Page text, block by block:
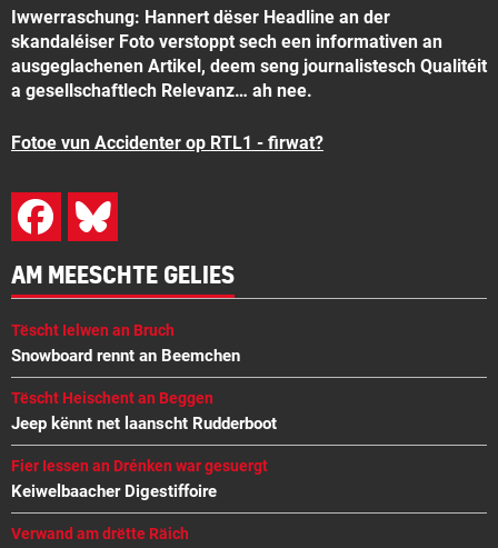
Iwwerraschung: Hannert dëser Headline an der
skandaléiser Foto verstoppt sech een informativen an
ausgeglachenen Artikel, deem seng journalistesch Qualitéit
a gesellschaftlech Relevanz… ah nee.
Fotoe vun Accidenter op RTL1 - firwat?
AM MEESCHTE GELIES
Tëscht Ielwen an Bruch
Snowboard rennt an Beemchen
Tëscht Heischent an Beggen
Jeep kënnt net laanscht Rudderboot
Fier Iessen an Drénken war gesuergt
Keiwelbaacher Digestiffoire
Verwand am drëtte Räich